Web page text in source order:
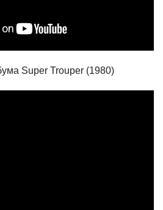
Super Trouper (1980)